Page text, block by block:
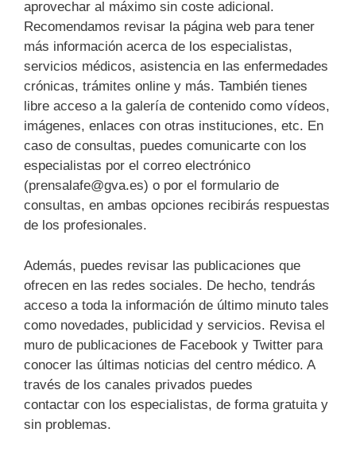
aprovechar al máximo sin coste adicional.
Recomendamos revisar la página web para tener
más información acerca de los especialistas,
servicios médicos, asistencia en las enfermedades
crónicas, trámites online y más. También tienes
libre acceso a la galería de contenido como vídeos,
imágenes, enlaces con otras instituciones, etc. En
caso de consultas, puedes comunicarte con los
especialistas por el correo electrónico
(prensalafe@gva.es) o por el formulario de
consultas, en ambas opciones recibirás respuestas
de los profesionales.
Además, puedes revisar las publicaciones que
ofrecen en las redes sociales. De hecho, tendrás
acceso a toda la información de último minuto tales
como novedades, publicidad y servicios. Revisa el
muro de publicaciones de Facebook y Twitter para
conocer las últimas noticias del centro médico. A
través de los canales privados puedes
contactar con los especialistas, de forma gratuita y
sin problemas.